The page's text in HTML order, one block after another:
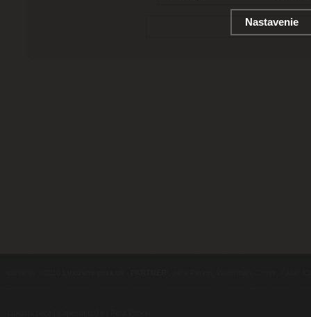
Nastavenie